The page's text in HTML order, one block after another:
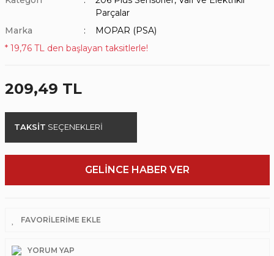
Parçalar
Marka
MOPAR (PSA)
* 19,76 TL den başlayan taksitlerle!
209,49 TL
TAKSİT SEÇENEKLERİ
GELİNCE HABER VER
YORUM YAP